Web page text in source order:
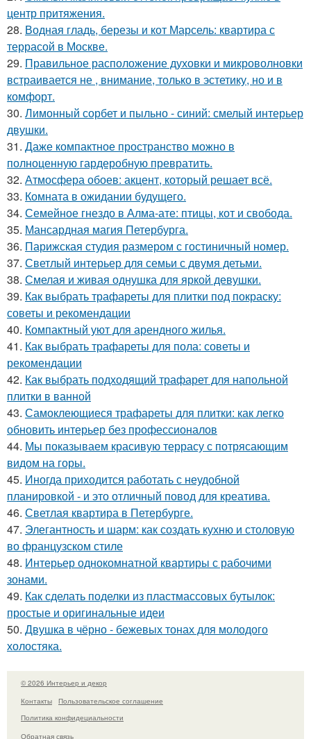
центр притяжения.
28. Водная гладь, березы и кот Марсель: квартира с
террасой в Москве.
29. Правильное расположение духовки и микроволновки
встраивается не , внимание, только в эстетику, но и в
комфорт.
30. Лимонный сорбет и пыльно - синий: смелый интерьер
двушки.
31. Даже компактное пространство можно в
полноценную гардеробную превратить.
32. Атмосфера обоев: акцент, который решает всё.
33. Комната в ожидании будущего.
34. Семейное гнездо в Алма-ате: птицы, кот и свобода.
35. Мансардная магия Петербурга.
36. Парижская студия размером с гостиничный номер.
37. Светлый интерьер для семьи с двумя детьми.
38. Смелая и живая однушка для яркой девушки.
39. Как выбрать трафареты для плитки под покраску:
советы и рекомендации
40. Компактный уют для арендного жилья.
41. Как выбрать трафареты для пола: советы и
рекомендации
42. Как выбрать подходящий трафарет для напольной
плитки в ванной
43. Самоклеющиеся трафареты для плитки: как легко
обновить интерьер без профессионалов
44. Мы показываем красивую террасу с потрясающим
видом на горы.
45. Иногда приходится работать с неудобной
планировкой - и это отличный повод для креатива.
46. Светлая квартира в Петербурге.
47. Элегантность и шарм: как создать кухню и столовую
во французском стиле
48. Интерьер однокомнатной квартиры с рабочими
зонами.
49. Как сделать поделки из пластмассовых бутылок:
простые и оригинальные идеи
50. Двушка в чёрно - бежевых тонах для молодого
холостяка.
© 2026 Интерьер и декор
Контакты
Пользовательское соглашение
Политика конфидециальности
Обратная связь